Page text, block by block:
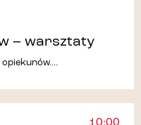
– warsztaty